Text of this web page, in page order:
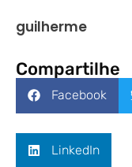
guilherme
Compartilhe
Facebook
LinkedIn